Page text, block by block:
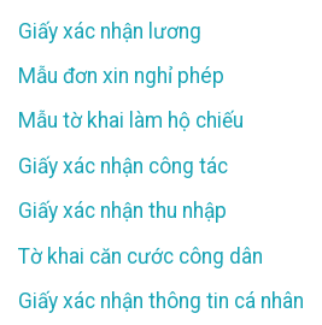
Giấy xác nhận lương
Mẫu đơn xin nghỉ phép
Mẫu tờ khai làm hộ chiếu
Giấy xác nhận công tác
Giấy xác nhận thu nhập
Tờ khai căn cước công dân
Giấy xác nhận thông tin cá nhân